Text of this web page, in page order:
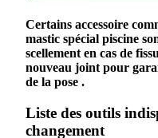
Certains accessoire
mastic spécial piscine
scellement en cas de
nouveau joint pour
de la pose .
Liste des outils
changement